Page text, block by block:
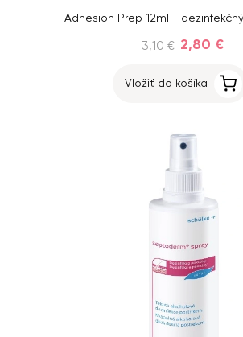
Adhesion Prep 12ml -
3,10 € 2,80 €
Vložiť do košíka